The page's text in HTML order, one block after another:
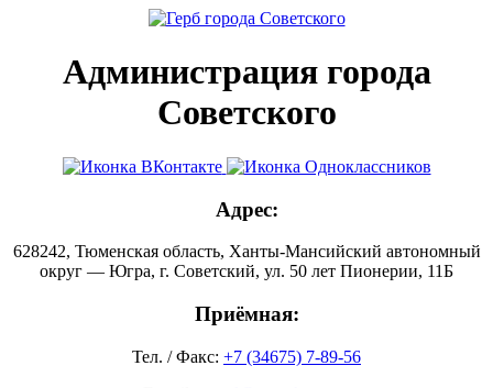
Администрация города
Советского
Адрес:
628242, Тюменская область, Ханты-Мансийский автономный
округ — Югра, г. Советский, ул. 50 лет Пионерии, 11Б
Приёмная:
Тел. / Факс: +7 (34675) 7-89-56